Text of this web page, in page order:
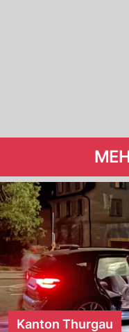
Kanton Thurgau